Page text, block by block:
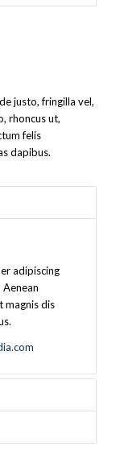
justo, fringilla vel,
rhoncus ut,
felis
dapibus.
adipiscing
magnis dis